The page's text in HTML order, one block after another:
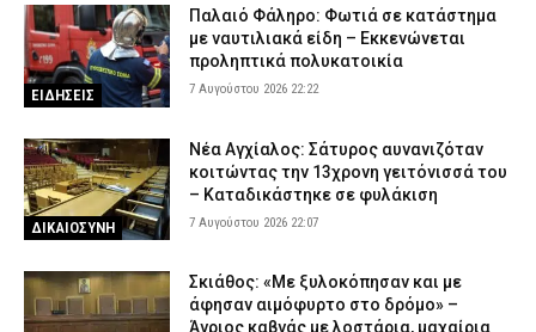
ΕΙΔΗΣΕΙΣ
Παλαιό Φάληρο: Φωτιά σε κατάστημα
με ναυτιλιακά είδη – Εκκενώνεται
προληπτικά πολυκατοικία
7 Αυγούστου 2026 22:22
ΔΙΚΑΙΟΣΥΝΗ
Νέα Αγχίαλος: Σάτυρος αυνανιζόταν
κοιτώντας την 13χρονη γειτόνισσά του
– Καταδικάστηκε σε φυλάκιση
7 Αυγούστου 2026 22:07
Σκιάθος: «Με ξυλοκόπησαν και με
άφησαν αιμόφυρτο στο δρόμο» –
Άγριος καβγάς με λοστάρια, μαχαίρια